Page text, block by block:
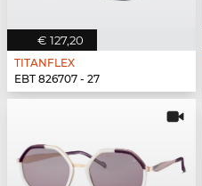
€ 127,20
TITANFLEX
EBT 826707 - 27